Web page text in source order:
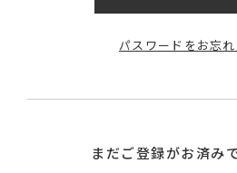
パスワードをお忘れ
まだご登録がお済み